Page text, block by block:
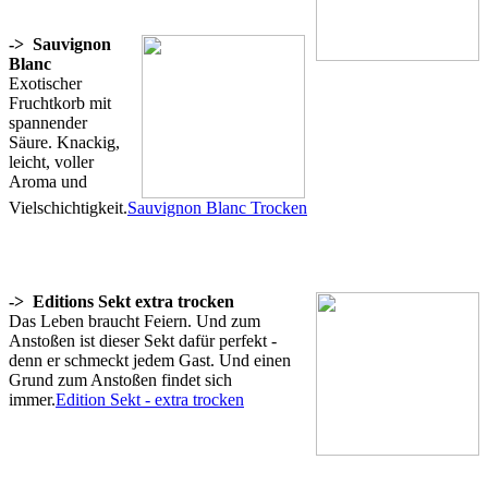
-> Sauvignon
Blanc
Exotischer
Fruchtkorb mit
spannender
Säure. Knackig,
leicht, voller
Aroma und
Vielschichtigkeit.Sauvignon Blanc Trocken
-> Editions Sekt extra trocken
Das Leben braucht Feiern. Und zum
Anstoßen ist dieser Sekt dafür perfekt -
denn er schmeckt jedem Gast. Und einen
Grund zum Anstoßen findet sich
immer.Edition Sekt - extra trocken